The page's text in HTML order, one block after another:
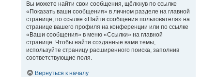
Вы можете найти свои сообщения, щёлкнув по ссылке
«Показать ваши сообщения» в личном разделе на главной
странице, по ссылке «Найти сообщения пользователя» на
странице вашего профиля на конференции или по ссылке
«Ваши сообщения» в меню «Ссылки» на главной
странице. Чтобы найти созданные вами темы,
используйте страницу расширенного поиска, заполнив
соответствующие поля.
Вернуться к началу